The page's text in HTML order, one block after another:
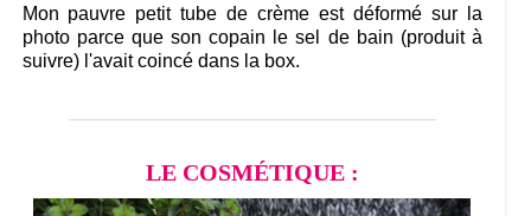
Mon pauvre petit tube de crème est déformé sur la
photo parce que son copain le sel de bain (produit à
suivre) l'avait coincé dans la box.
LE COSMÉTIQUE :